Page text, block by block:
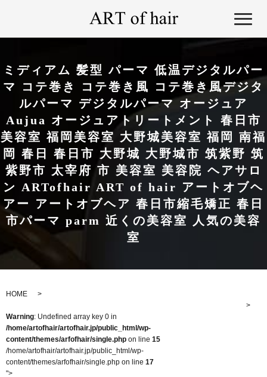
ミディアム 髪型 パーマ 低温デジタルパー
マ コテ巻き コテ巻き風 コテ巻き風デジタ
ルパーマ デジタルパーマ オージュア
Aujua オージュアトリートメント 春日市
美容室 福岡美容室 大野城美容室 福岡 南福
岡 春日 春日市 大野城 大野城市 筑紫野 筑
紫野市 太宰府 市 美容室 美容院 ヘアサロ
ン ARTofhair ART of hair アートオブヘ
アー アートオブヘア 春日市縮毛矯正 春日
市パーマ parm 近くの美容室 人気の美容
室
HOME
Warning: Undefined array key 0 in
/home/artofhair/artofhair.jp/public_html/wp-
content/themes/arfofhair/single.php on line 15
/home/artofhair/artofhair.jp/public_html/wp-
content/themes/arfofhair/single.php on line 17
">